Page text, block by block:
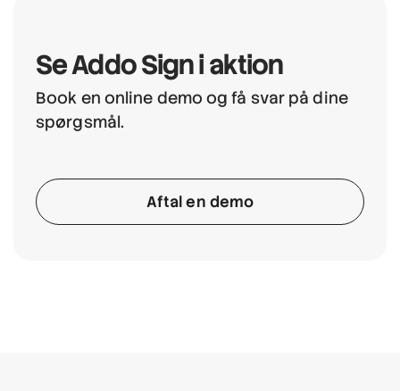
Se Addo Sign i aktion
Book en online demo og få svar på dine
spørgsmål.
Aftal en demo